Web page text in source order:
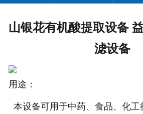
山银花有机酸提取设备
滤设备
用途：
本设备可用于中药、食品、化工